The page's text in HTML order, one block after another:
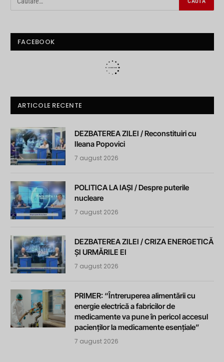
FACEBOOK
ARTICOLE RECENTE
DEZBATEREA ZILEI / Reconstituiri cu
Ileana Popovici
7 august 2026
POLITICA LA IAȘI / Despre puterile
nucleare
7 august 2026
DEZBATEREA ZILEI / CRIZA ENERGETICĂ
ȘI URMĂRILE EI
7 august 2026
PRIMER: “Întreruperea alimentării cu
energie electrică a fabricilor de
medicamente va pune în pericol accesul
pacienților la medicamente esențiale”
7 august 2026